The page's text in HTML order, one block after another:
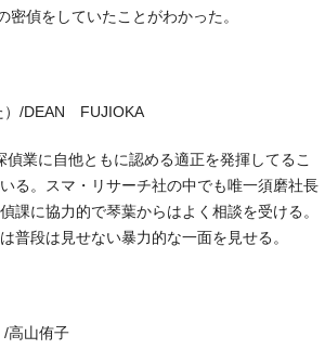
偵をしていたことがわかった。
）/DEAN FUJIOKA
偵業に自他ともに認める適正を発揮してるこ
る。スマ・リサーチ社の中でも唯一須磨社長
課に協力的で琴葉からはよく相談を受ける。
普段は見せない暴力的な一面を見せる。
/高山侑子